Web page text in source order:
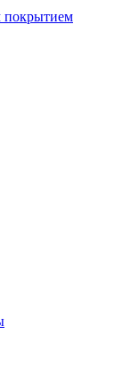
покрытием